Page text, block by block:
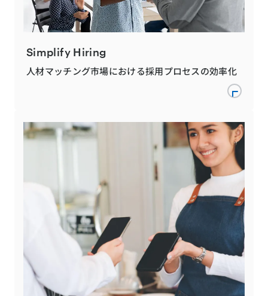
Simplify Hiring
人材マッチング市場における採用プロセスの効率化